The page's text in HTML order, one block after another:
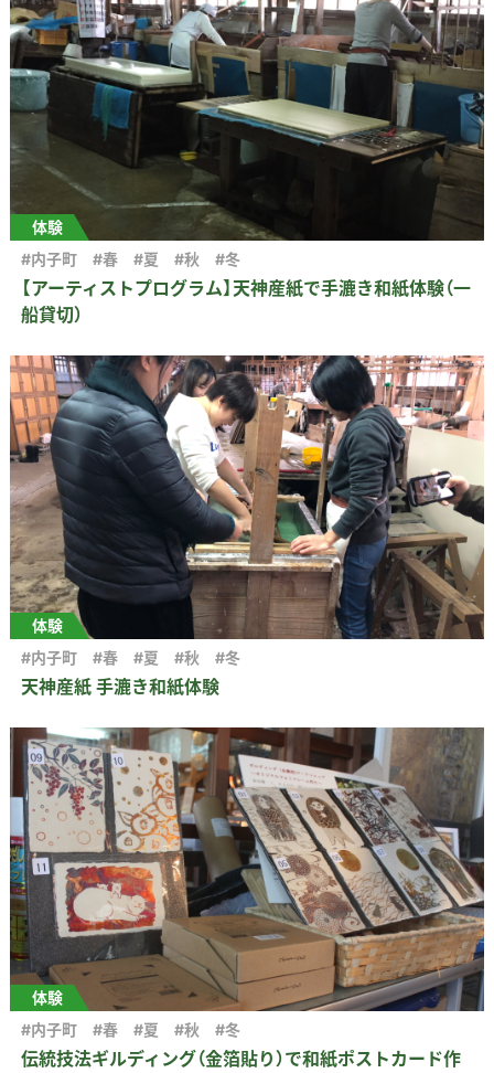
体験
【アーティストプログラム】天神産紙で手漉き和紙体験（一
船貸切）
#内子町 #春 #夏 #秋 #冬
体験
天神産紙 手漉き和紙体験
#内子町 #春 #夏 #秋 #冬
体験
伝統技法ギルディング（金箔貼り）で和紙ポストカード作
#内子町 #春 #夏 #秋 #冬